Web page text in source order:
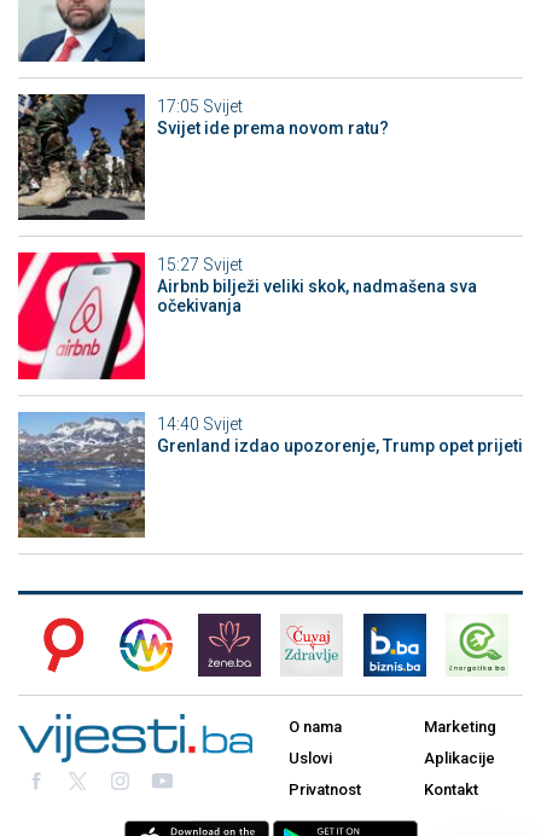
17:05 Svijet
Svijet ide prema novom ratu?
15:27 Svijet
Airbnb bilježi veliki skok, nadmašena sva
očekivanja
14:40 Svijet
Grenland izdao upozorenje, Trump opet prijeti
O nama
Uslovi
Privatnost
Marketing
Aplikacije
Kontakt